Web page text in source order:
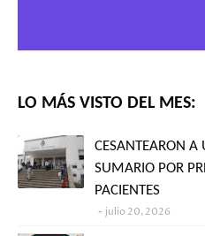
LO MÁS VISTO DEL MES:
CESANTEARON A
SUMARIO POR
PACIENTES
julio 20, 2026